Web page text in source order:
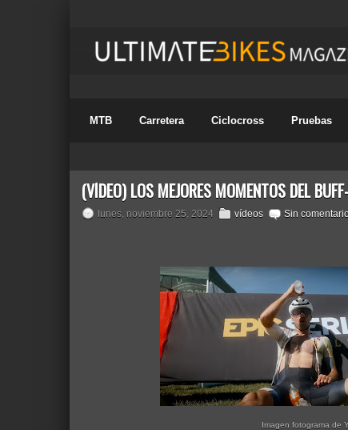
MTB Carretera Ciclocross Pruebas
(VÍDEO) LOS MEJORES MOMENTOS DEL
lunes, noviembre 25, 2024 vídeos Sin
Imagen fotograma de